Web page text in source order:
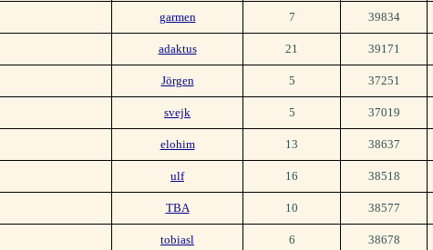
garmen 7 39834
adaktus 21 39171
Jörgen 5 37251
svejk 5 37019
elohim 13 38637
ulf 16 38518
TBA 10 38577
tobiasl 6 38678